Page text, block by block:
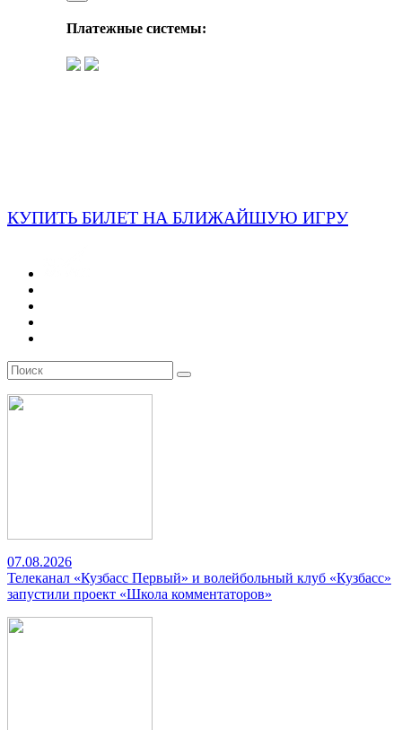
Платежные системы:
КУПИТЬ БИЛЕТ НА БЛИЖАЙШУЮ ИГРУ
07.08.2026
Телеканал «Кузбасс Первый» и волейбольный клуб «Кузбасс»
запустили проект «Школа комментаторов»